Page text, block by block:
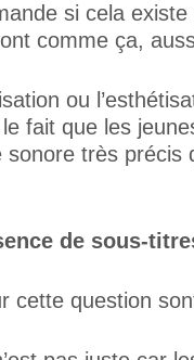
si cela
comme ça,
ou
fait que les
très
de sous-
cette question